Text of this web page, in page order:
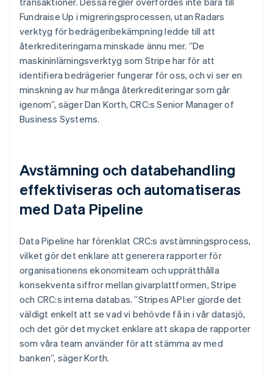
Fundraise Up i migreringsprocessen, utan Radars
verktyg för bedrägeribekämpning ledde till att
återkrediteringarna minskade ännu mer. ”De
maskininlärningsverktyg som Stripe har för att
identifiera bedrägerier fungerar för oss, och vi ser en
minskning av hur många återkrediteringar som går
igenom”, säger Dan Korth, CRC:s Senior Manager of
Business Systems.
Avstämning och databehandling
effektiviseras och automatiseras
med Data Pipeline
Data Pipeline har förenklat CRC:s avstämningsprocess,
vilket gör det enklare att generera rapporter för
organisationens ekonomiteam och upprätthålla
konsekventa siffror mellan givarplattformen, Stripe
och CRC:s interna databas. ”Stripes API:er gjorde det
väldigt enkelt att se vad vi behövde få in i vår datasjö,
och det gör det mycket enklare att skapa de rapporter
som våra team använder för att stämma av med
banken”, säger Korth.